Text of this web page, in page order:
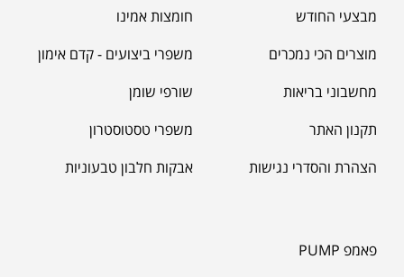
125.00מבצעי החודש
מוצרים הכי נמכרים
מחשבוני בריאות
תקנון האתר
הצהרת והסדרי נגישות
חומצות אמינו
משפרי ביצועים - קדם אימון
שורפי שומן
משפרי טסטוסטרון
אבקות חלבון טבעוניות
פאמפ PUMP